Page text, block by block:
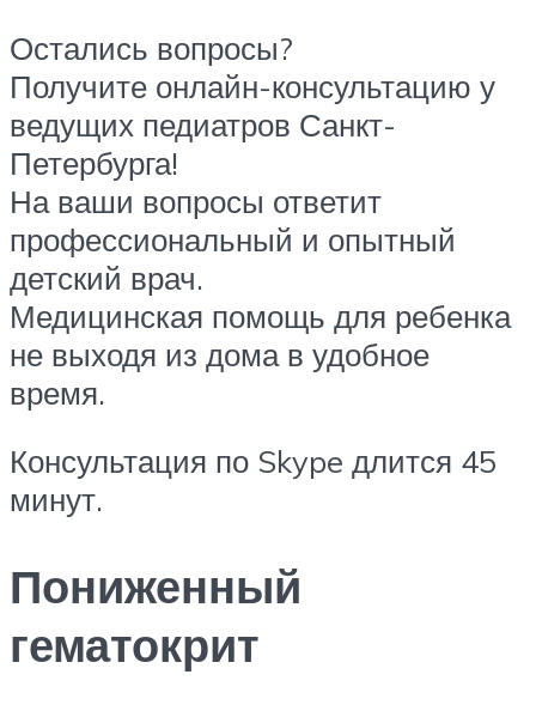
Остались вопросы?
Получите онлайн-консультацию у
ведущих педиатров Санкт-
Петербурга!
На ваши вопросы ответит
профессиональный и опытный
детский врач.
Медицинская помощь для ребенка
не выходя из дома в удобное
время.
Консультация по Skype длится 45
минут.
Пониженный
гематокрит